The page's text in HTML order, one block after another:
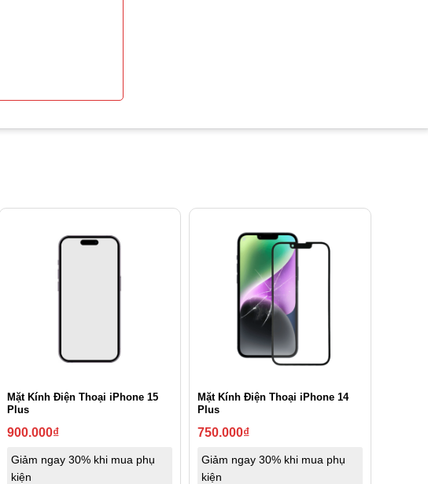
Mặt Kính Điện Thoại iPhone 15
Plus
900.000₫
Giảm ngay 30% khi mua phụ
kiện
Mặt Kính Điện Thoại iPhone 14
Plus
750.000₫
Giảm ngay 30% khi mua phụ
kiện